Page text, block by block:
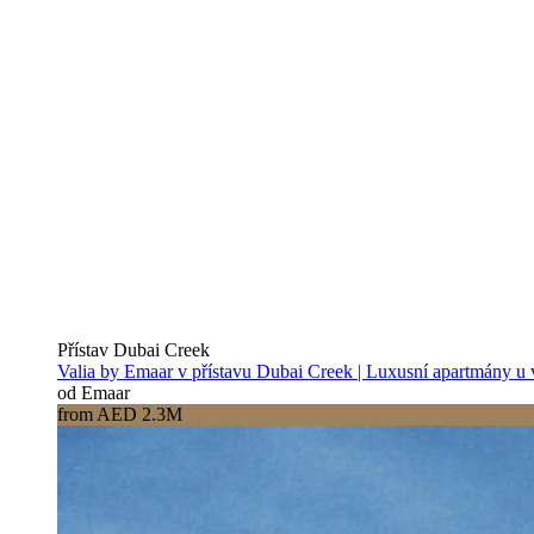
Přístav Dubai Creek
Valia by Emaar v přístavu Dubai Creek | Luxusní apartmány u
od Emaar
from AED 2.3M